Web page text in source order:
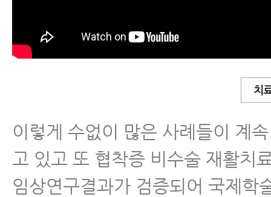
치
이렇게 수없이 많은 사례들이 계
고 있고 또 협착증 비수술 재활치
임상연구결과가 검증되어 국제학